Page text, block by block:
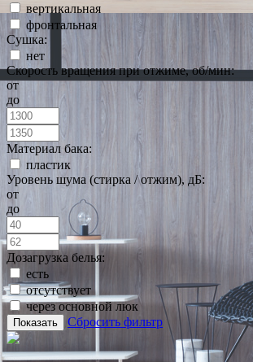
вертикальная
фронтальная
Сушка:
нет
Скорость вращения при отжиме, об/мин:
от
до
Материал бака:
пластик
Уровень шума (стирка / отжим), дБ:
от
до
Дозагрузка белья:
есть
отсутствует
через основной люк
Показать Сбросить фильтр